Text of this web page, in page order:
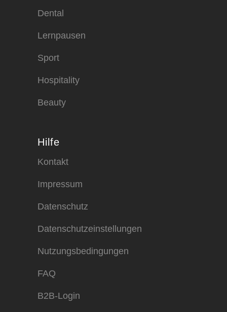
Dental
Lernpausen
Sport
Hospitality
Beauty
Hilfe
Kontakt
Impressum
Datenschutz
Datenschutzeinstellungen
Nutzungsbedingungen
FAQ
B2B-Login